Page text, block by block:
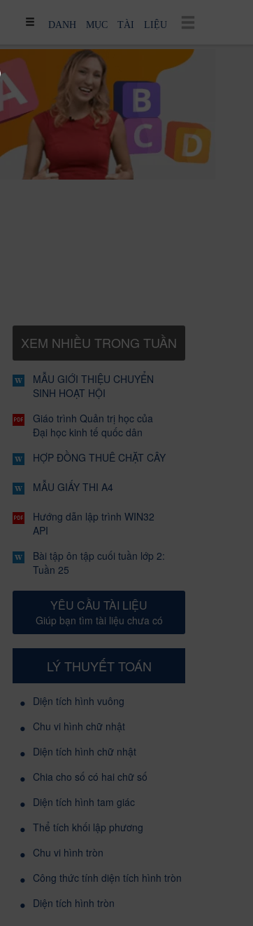
DANH MỤC TÀI LIỆU
XEM NHIỀU TRONG TUẦN
MẪU GIỚI THIỆU CHUYỂN
SINH HOẠT HỘI
Giáo trình Quản trị học của
Đại học kinh tế quốc dân
HỢP ĐỒNG THUÊ CHẶT CÂY
MẪU GIẤY THI A4
Hướng dẫn lập trình WIN32
API
Bài tập ôn tập cuối tuần lớp 2:
Tuần 25
YÊU CẦU TÀI LIỆU
Giúp bạn tìm tài liệu chưa có
LÝ THUYẾT TOÁN
• Diện tích hình vuông
• Chu vi hình chữ nhật
• Diện tích hình chữ nhật
• Chia cho số có hai chữ số
• Diện tích hình tam giác
• Thể tích khối lập phương
• Chu vi hình tròn
• Công thức tính diện tích hình tròn
• Diện tích hình tròn